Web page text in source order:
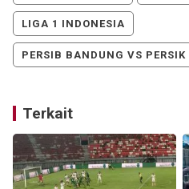
LIGA 1 INDONESIA
PERSIB BANDUNG VS PERSIK
Terkait